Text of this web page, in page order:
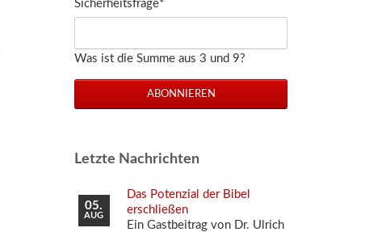
Adresse
Pflichtfeld
Sicherheitsfrage*
Was ist die Summe aus 3 und 9?
ABONNIEREN
Letzte Nachrichten
05.
AUG
Das Potenzial der Bibel
erschließen
Ein Gastbeitrag von Dr. Ulrich